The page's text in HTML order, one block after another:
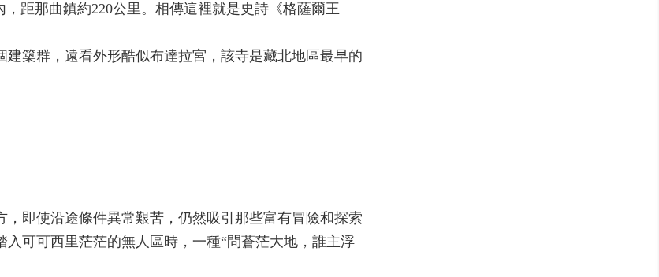
距那曲鎮約220公里。相傳這裡就是史詩《格薩爾王
築群，遠看外形酷似布達拉宮，該寺是藏北地區最早的
即使沿途條件異常艱苦，仍然吸引那些富有冒險和探索
可可西里茫茫的無人區時，一種“問蒼茫大地，誰主浮